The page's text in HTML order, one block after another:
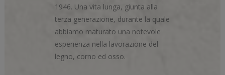
1946. Una vita lunga, giunta alla
terza generazione, durante la quale
abbiamo maturato una notevole
esperienza nella lavorazione del
legno, corno ed osso.